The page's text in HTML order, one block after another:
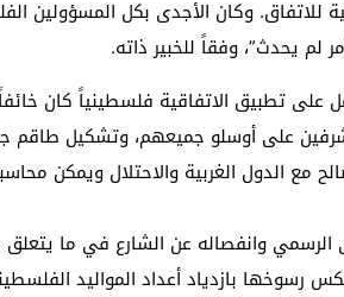
للاتفاق. وكان الأجدى بكل المسؤولين
لم يحدث”، وفقاً للخبير ذاته.
على تطبيق الاتفاقية فلسطينياً كان
على أوسلو جميعهم، وتشكيل طاقم
مع الدول الغربية والاحتلال ويمكن
الرسمي وانفصاله عن الشارع في ما يتعلق
بازدياد أعداد المواليد